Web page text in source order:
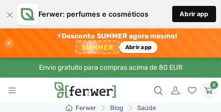
× Ferwer: perfumes e cosméticos Abrir app
×
⚡Desconto SUMMER agora mesmo!
SUMMER Abrir app
Envio gratuito para compras acima de 80 EUR
0
Ferwer Blog Saúde